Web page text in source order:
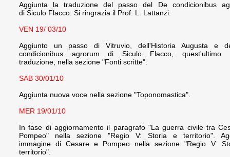
Aggiunta la traduzione del passo del De condicionibus
di Siculo Flacco. Si ringrazia il Prof. L. Lattanzi.
VEN 19/ 03/10
Aggiunto un passo di Vitruvio, dell'Historia Augusta e
condicionibus agrorum di Siculo Flacco, quest'ultimo
traduzione, nella sezione "Fonti scritte".
SAB 30/01/10
Aggiunta nuova voce nella sezione "Toponomastica".
MER 19/01/10
In fase di aggiornamento il paragrafo "La guerra civile tra
Pompeo" nella sezione "Regio V: Storia e territorio".
immagine di Cesare e Pompeo nella sezione "Regio V:
territorio".